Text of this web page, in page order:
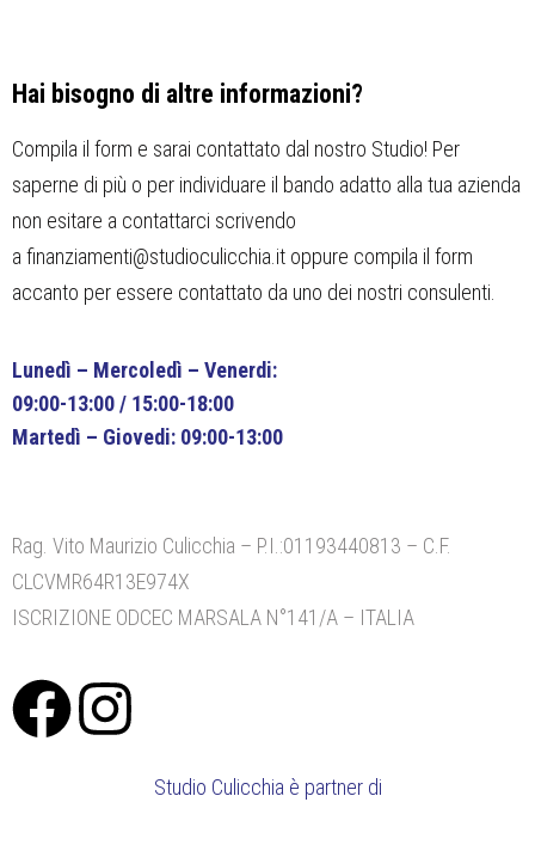
Hai bisogno di altre informazioni?
Compila il form e sarai contattato dal nostro Studio! Per
saperne di più o per individuare il bando adatto alla tua azienda
non esitare a contattarci scrivendo
a finanziamenti@studioculicchia.it oppure compila il form
accanto per essere contattato da uno dei nostri consulenti.
Lunedì – Mercoledì – Venerdi:
09:00-13:00 / 15:00-18:00
Martedì – Giovedi: 09:00-13:00
Rag. Vito Maurizio Culicchia – P.I.:01193440813 – C.F.
CLCVMR64R13E974X
ISCRIZIONE ODCEC MARSALA N°141/A – ITALIA
Studio Culicchia è partner di